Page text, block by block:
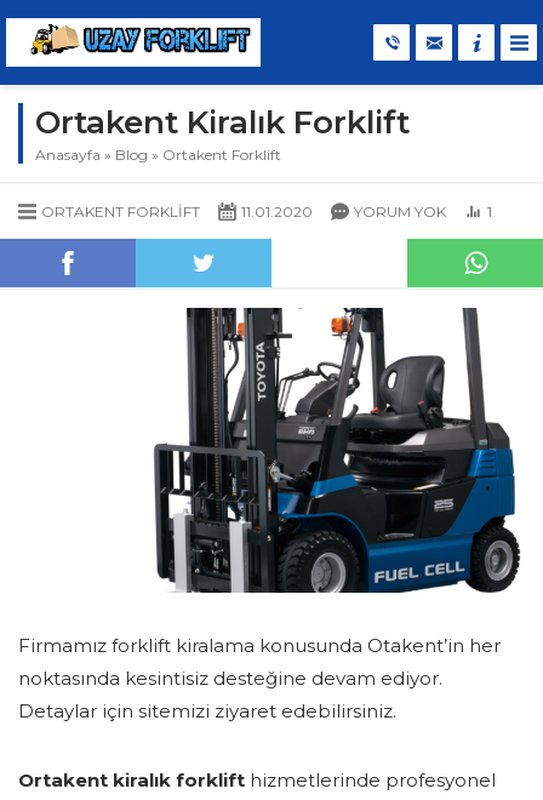
Ortakent Kiralık Forklift
Anasayfa » Blog » Ortakent Forklift
ORTAKENT FORKLIFT 11.01.2020 YORUM YOK 1
Firmamız forklift kiralama konusunda Otakent’in her
noktasında kesintisiz desteğine devam ediyor.
Detaylar için sitemizi ziyaret edebilirsiniz.
Ortakent kiralık forklift hizmetlerinde profesyonel